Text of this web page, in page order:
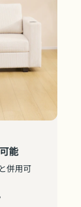
能
併用可